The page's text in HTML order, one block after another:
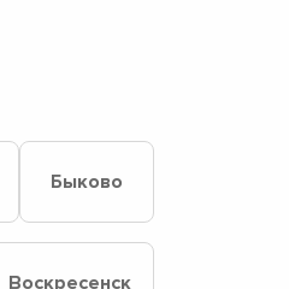
Быково
Воскресенск